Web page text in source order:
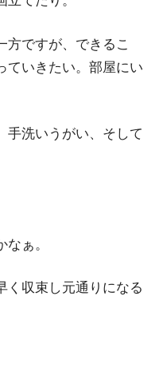
方ですが、できるこ
ていきたい。部屋にい
手洗いうがい、そして
ぁ。
く収束し元通りになる